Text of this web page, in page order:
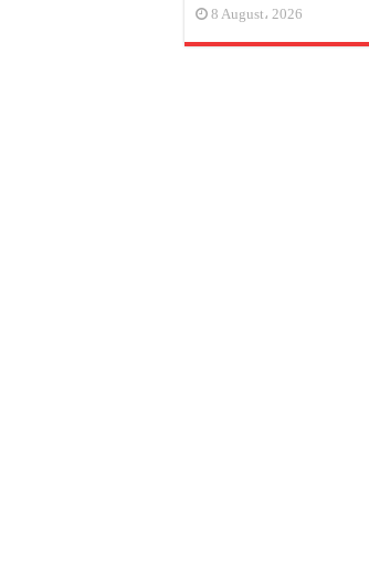
8 August، 2026